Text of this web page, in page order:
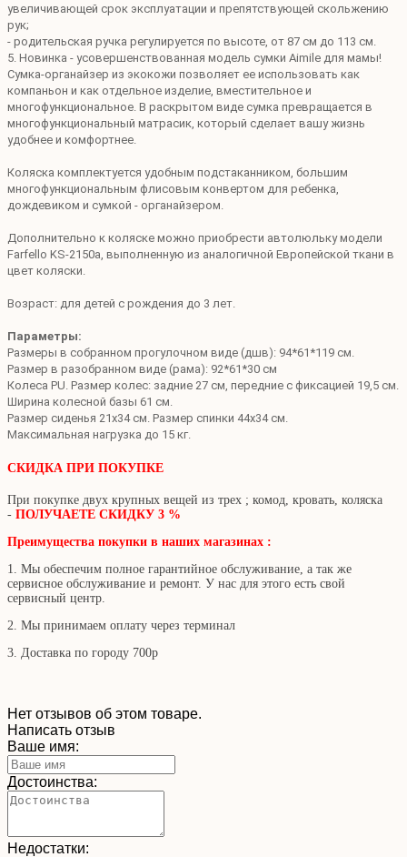
увеличивающей срок эксплуатации и препятствующей скольжению
рук;
- родительская ручка регулируется по высоте, от 87 см до 113 см.
5. Новинка - усовершенствованная модель сумки Aimile для мамы!
Сумка-органайзер из экокожи позволяет ее использовать как
компаньон и как отдельное изделие, вместительное и
многофункциональное. В раскрытом виде сумка превращается в
многофункциональный матрасик, который сделает вашу жизнь
удобнее и комфортнее.
Коляска комплектуется удобным подстаканником, большим
многофункциональным флисовым конвертом для ребенка,
дождевиком и сумкой - органайзером.
Дополнительно к коляске можно приобрести автолюльку модели
Farfello KS-2150a, выполненную из аналогичной Европейской ткани в
цвет коляски.
Возраст: для детей с рождения до 3 лет.
Параметры:
Размеры в собранном прогулочном виде (дшв): 94*61*119 см.
Размер в разобранном виде (рама): 92*61*30 см
Колеса PU. Размер колес: задние 27 см, передние с фиксацией 19,5 см.
Ширина колесной базы 61 см.
Размер сиденья 21х34 см. Размер спинки 44х34 см.
Максимальная нагрузка до 15 кг.
СКИДКА ПРИ ПОКУПКЕ
При покупке двух крупных вещей из трех ; комод, кровать, коляска
- ПОЛУЧАЕТЕ СКИДКУ 3 %
Преимущества покупки в наших магазинах :
1. Мы обеспечим полное гарантийное обслуживание, а так же
сервисное обслуживание и ремонт. У нас для этого есть свой
сервисный центр.
2. Мы принимаем оплату через терминал
3. Доставка по городу 700р
Нет отзывов об этом товаре.
Написать отзыв
Ваше имя:
Достоинства:
Недостатки: